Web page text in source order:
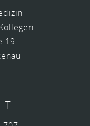
19